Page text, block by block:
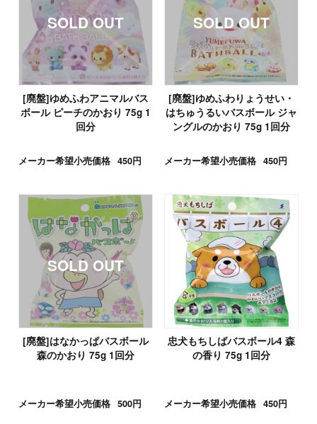
[廃盤]ゆめふわアニマルバス
ボール ピーチのかおり 75g 1
回分
メーカー希望小売価格 450円
[廃盤]ゆめふわりょうせい・
はちゅうるいバスボール ジャ
ングルのかおり 75g 1回分
メーカー希望小売価格 450円
[廃盤]はなかっぱバスボール
森のかおり 75g 1回分
メーカー希望小売価格 500円
忠犬もちしばバスボール4 森
の香り 75g 1回分
メーカー希望小売価格 450円